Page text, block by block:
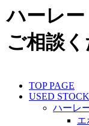
ハーレ
ご相談く
TOP PAGE
USED STOCK
ハーレ
エ